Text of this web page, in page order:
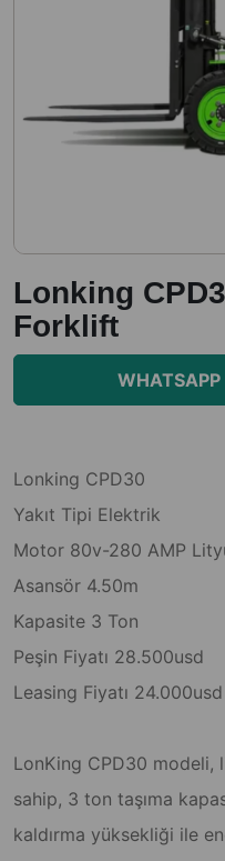
Lonking
Forklift
WHATSAPP
Lonking CPD30
Yakıt Tipi Elektrik
Motor 80v-280 AMP
Asansör 4.50m
Kapasite 3 Ton
Peşin Fiyatı 28.500usd
Leasing Fiyatı 24.000usd
LonKing CPD30
sahip, 3 ton taşıma
kaldırma yüksekliği ile